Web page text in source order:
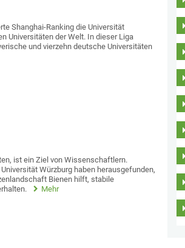
Shanghai-Ranking die Universität
Universitäten der Welt. In dieser Liga
und vierzehn deutsche Universitäten
ist ein Ziel von Wissenschaftlern.
Würzburg haben herausgefunden,
Bienen hilft, stabile
Mehr